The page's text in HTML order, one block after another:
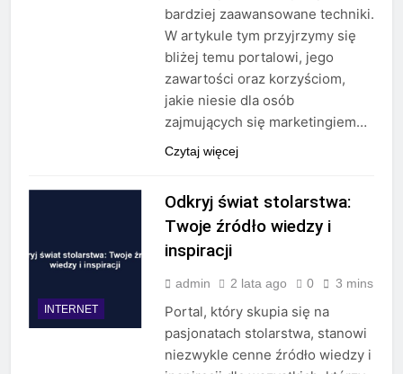
bardziej zaawansowane techniki.
W artykule tym przyjrzymy się
bliżej temu portalowi, jego
zawartości oraz korzyściom,
jakie niesie dla osób
zajmujących się marketingiem…
Czytaj więcej
INTERNET
Odkryj świat stolarstwa:
Twoje źródło wiedzy i
inspiracji
admin 2 lata ago 0 3 mins
Portal, który skupia się na
pasjonatach stolarstwa, stanowi
niezwykle cenne źródło wiedzy i